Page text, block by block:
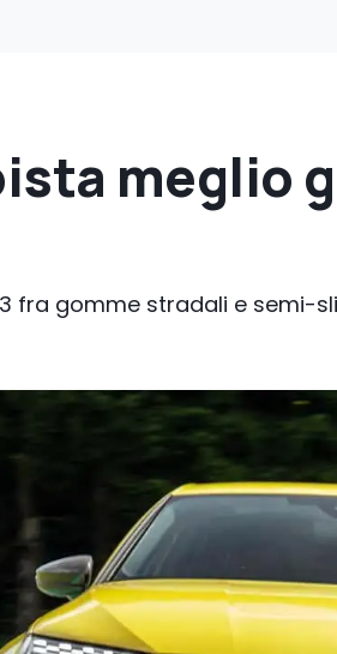
meglio
fra gomme stradali e semi-